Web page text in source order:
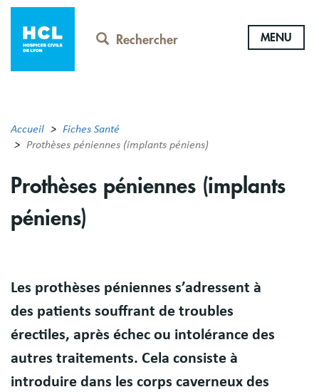
Aller
contenu
principal
Rechercher MENU
Accueil
Fiches Santé
Prothèses péniennes (implants péniens)
Prothèses péniennes (implants
péniens)
Résumé
Les prothèses péniennes s’adressent à
des patients souffrant de troubles
érectiles, après échec ou intolérance des
autres traitements. Cela consiste à
introduire dans les corps caverneux des